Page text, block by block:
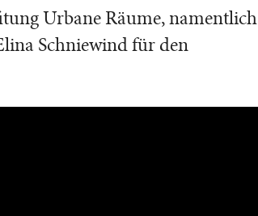
Urbane Räume, namentlich
Schniewind für den